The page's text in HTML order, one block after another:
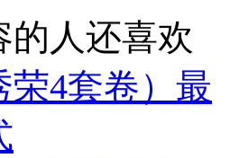
的人还喜欢
荣4套卷）最